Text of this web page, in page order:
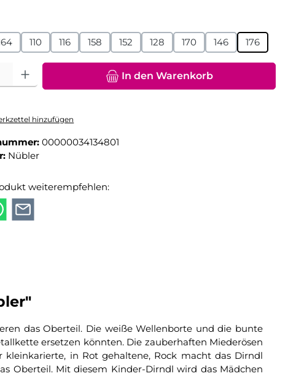
110 116 158 152 128 170 146 176
Gib den gewünschten Wert ein oder benutze die
In den Warenkorb
hinzufügen
00000034134801
Nübler
weiterempfehlen:
das Oberteil. Die weiße Wellenborte und die bunte
ersetzen könnten. Die zauberhaften Miederösen
kleinkarierte, in Rot gehaltene, Rock macht das Dirndl
Oberteil. Mit diesem Kinder-Dirndl wird das Mädchen